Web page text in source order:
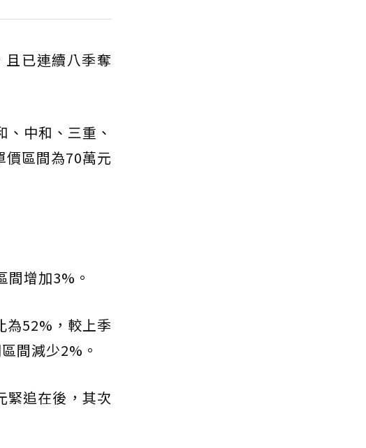
已連續八季奪
中和、三重、
價區間為70萬元
增加3%。
為52%，較上季
間減少2%。
緊追在後，其次